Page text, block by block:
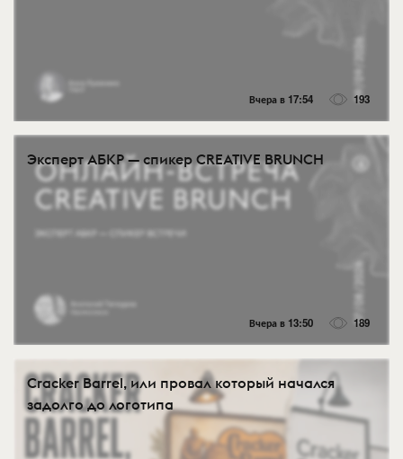
Вчера в 17:54 193
Эксперт АБКР — спикер CREATIVE BRUNCH
Вчера в 13:50 189
Cracker Barrel, или провал который начался
задолго до логотипа